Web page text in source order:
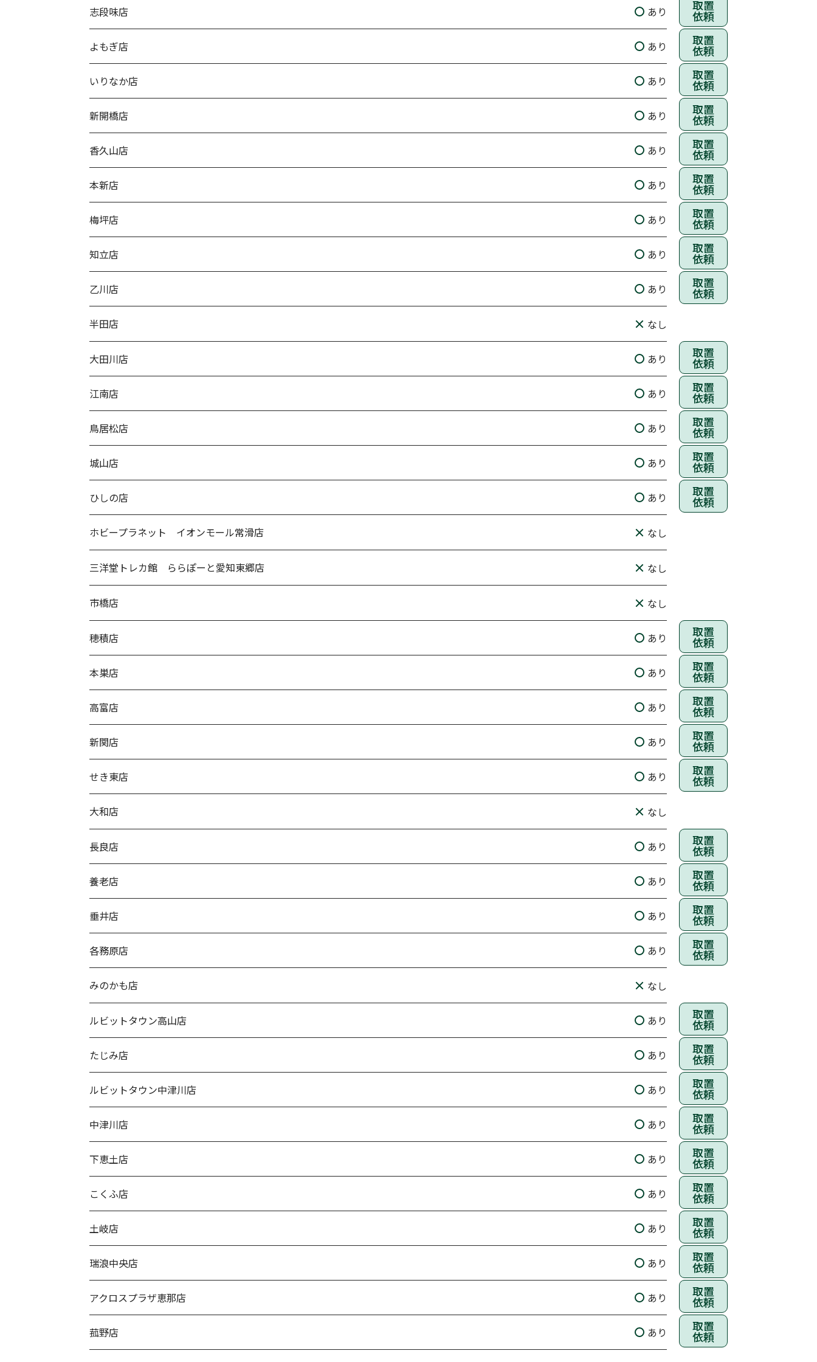
志段味店 あり 取置
依頼
よもぎ店 あり 取置
依頼
いりなか店 あり 取置
依頼
新開橋店 あり 取置
依頼
香久山店 あり 取置
依頼
本新店 あり 取置
依頼
梅坪店 あり 取置
依頼
知立店 あり 取置
依頼
乙川店 あり 取置
依頼
半田店 なし
大田川店 あり 取置
依頼
江南店 あり 取置
依頼
鳥居松店 あり 取置
依頼
城山店 あり 取置
依頼
ひしの店 あり 取置
依頼
ホビープラネット イオンモール常滑店 なし
三洋堂トレカ館 ららぽーと愛知東郷店 なし
市橋店 なし
穂積店 あり 取置
依頼
本巣店 あり 取置
依頼
高富店 あり 取置
依頼
新関店 あり 取置
依頼
せき東店 あり 取置
依頼
大和店 なし
長良店 あり 取置
依頼
養老店 あり 取置
依頼
垂井店 あり 取置
依頼
各務原店 あり 取置
依頼
みのかも店 なし
ルビットタウン高山店 あり 取置
依頼
たじみ店 あり 取置
依頼
ルビットタウン中津川店 あり 取置
依頼
中津川店 あり 取置
依頼
下恵土店 あり 取置
依頼
こくふ店 あり 取置
依頼
土岐店 あり 取置
依頼
瑞浪中央店 あり 取置
依頼
アクロスプラザ恵那店 あり 取置
依頼
菰野店 あり 取置
依頼